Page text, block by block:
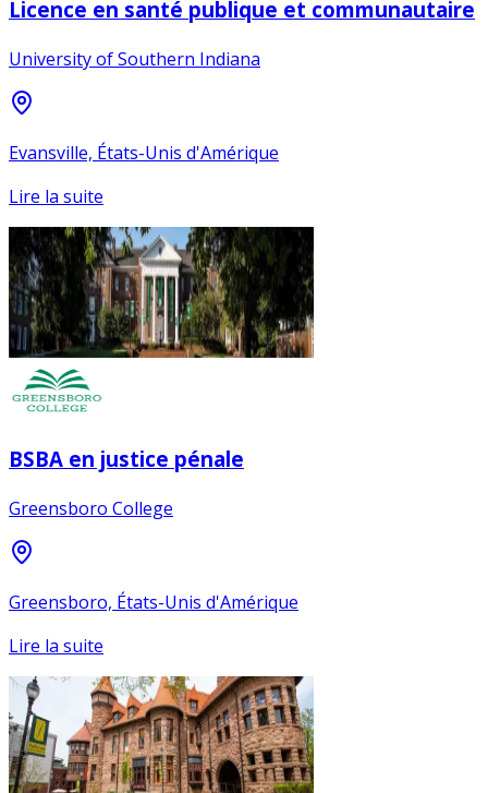
Licence en santé publique et communautaire
University of Southern Indiana
Evansville, États-Unis d'Amérique
Lire la suite
BSBA en justice pénale
Greensboro College
Greensboro, États-Unis d'Amérique
Lire la suite